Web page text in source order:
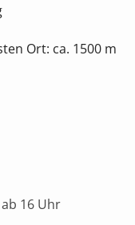
Ort: ca. 1500 m
16 Uhr